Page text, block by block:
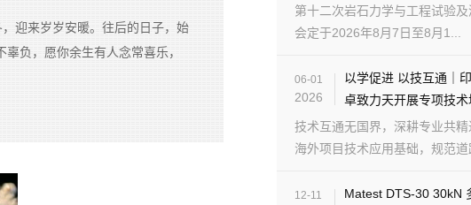
迎来岁岁安暖。往后的日子，始
负，愿你余生有人念常喜乐，
第十二次岩石力学与工程试验
会定于2026年8月7日至8月1...
06-01
2026
以学促进 以技互通｜
卓致力天开展专项技
技术互通无国界，深耕专业共
海外项目技术应用基础，规范
12-11
Matest DTS-30 30kN